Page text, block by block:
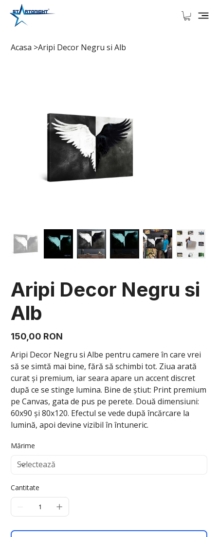
Acasa >Aripi Decor Negru si Alb
Aripi Decor Negru si
Alb
Preț
150,00 RON
Aripi Decor Negru si Albe pentru camere în care vrei
să se simtă mai bine, fără să schimbi tot. Ziua arată
curat și premium, iar seara apare un accent discret
după ce se stinge lumina. Bine de știut: Print premium
pe Canvas, gata de pus pe perete. Două dimensiuni:
60x90 și 80x120. Efectul se vede după încărcare la
lumină, apoi devine vizibil în întuneric.
Mărime
Cantitate